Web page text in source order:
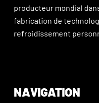
producteur mondial
fabrication de
refroidissement
NAVIGATION